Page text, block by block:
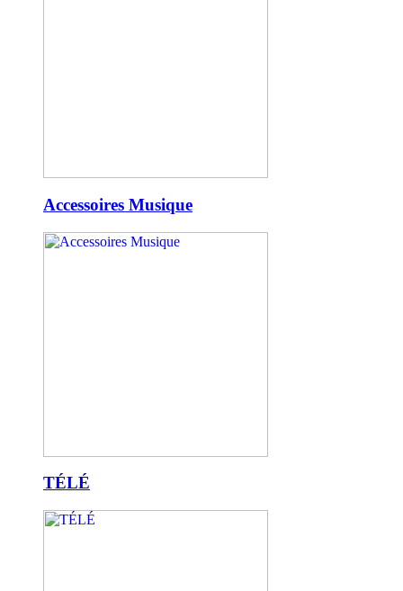
Accessoires Musique
TÉLÉ